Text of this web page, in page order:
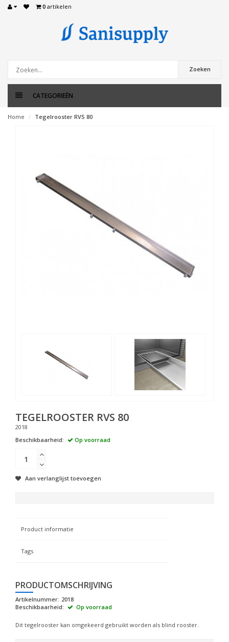
0 artikelen
Zoeken
CATEGORIEËN
Home Tegelrooster RVS 80
TEGELROOSTER RVS 80
2018
Beschikbaarheid:
Op voorraad
Aan verlanglijst toevoegen
Product informatie
Tags
PRODUCTOMSCHRIJVING
Artikelnummer: 2018
Beschikbaarheid:
Op voorraad
Dit tegelrooster kan omgekeerd gebruikt worden als blind rooster.